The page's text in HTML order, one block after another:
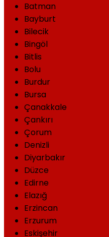
Batman
Bayburt
Bilecik
Bingöl
Bitlis
Bolu
Burdur
Bursa
Çanakkale
Çankırı
Çorum
Denizli
Diyarbakır
Düzce
Edirne
Elazığ
Erzincan
Erzurum
Eskişehir